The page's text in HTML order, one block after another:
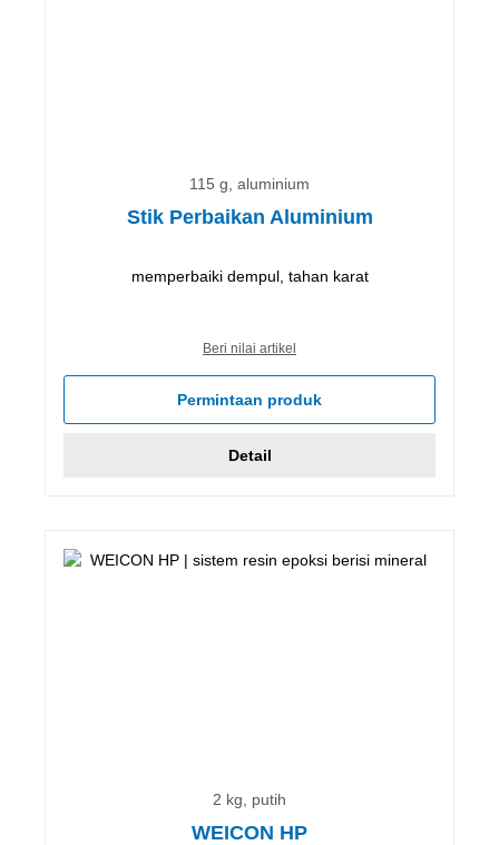
115 g, aluminium
Stik Perbaikan Aluminium
memperbaiki dempul, tahan karat
Beri nilai artikel
Permintaan produk
Detail
2 kg, putih
WEICON HP